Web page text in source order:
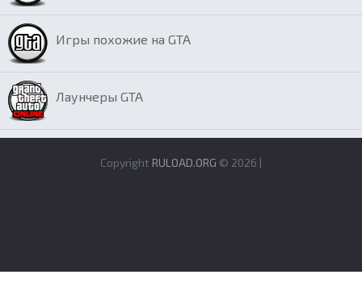
Игры похожие на GTA
Лаунчеры GTA
Copyright RULOAD.ORG © 2026 |